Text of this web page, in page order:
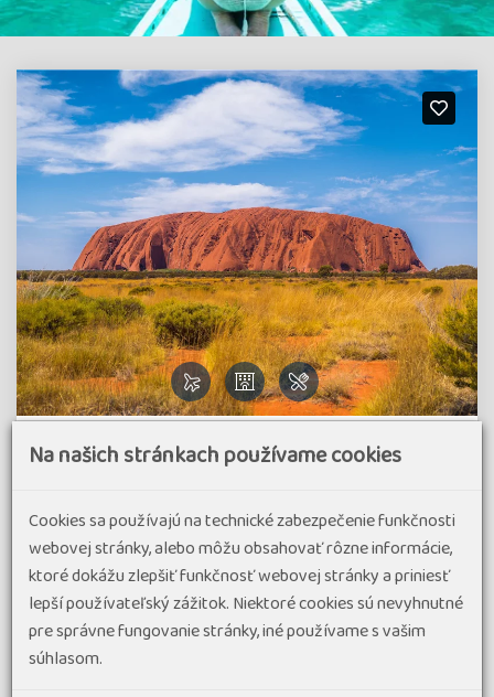
Austrálie - za klokany a protinožci do
Austrálie
Austrálie patří mezi nejžádanější cestovatelské destinace
světa. Tento 17denní poznávací zájezd s českým
průvodcem vás zavede k největším přírodním i kulturním
ikonám kontinentu – navštívíte Sydney, Melbourne,
Adelaide, Klokaní ostrov (Kangaroo…
#Poznávacie zájazdy v exotike
Na našich stránkach používame cookies
Cookies sa používajú na technické zabezpečenie funkčnosti
webovej stránky, alebo môžu obsahovať rôzne informácie,
ktoré dokážu zlepšiť funkčnosť webovej stránky a priniesť
lepší používateľský zážitok. Niektoré cookies sú nevyhnutné
pre správne fungovanie stránky, iné používame s vašim
súhlasom.